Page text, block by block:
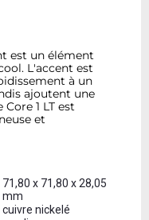
est un élément
L'accent est
à un
ajoutent une
1 LT est
et
71,80 x 71,80 x 28,05
mm
cuivre nickelé